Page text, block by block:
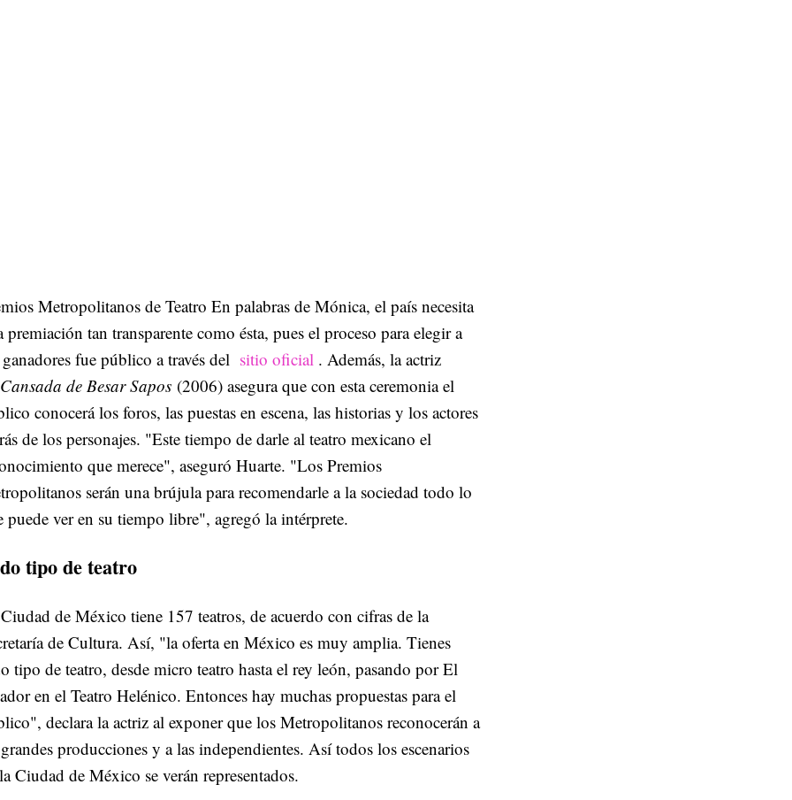
Metropolitanos de Teatro En palabras de Mónica, el país necesita
premiación tan transparente como ésta, pues el proceso para elegir a
fue público a través del sitio oficial . Además, la actriz
Cansada de Besar Sapos (2006) asegura que con esta ceremonia el
conocerá los foros, las puestas en escena, las historias y los actores
de los personajes. "Este tiempo de darle al teatro mexicano el
que merece", aseguró Huarte. "Los Premios
serán una brújula para recomendarle a la sociedad todo lo
puede ver en su tiempo libre", agregó la intérprete.
tipo de teatro
de México tiene 157 teatros, de acuerdo con cifras de la
de Cultura. Así, "la oferta en México es muy amplia. Tienes
tipo de teatro, desde micro teatro hasta el rey león, pasando por El
en el Teatro Helénico. Entonces hay muchas propuestas para el
declara la actriz al exponer que los Metropolitanos reconocerán a
producciones y a las independientes. Así todos los escenarios
Ciudad de México se verán representados.